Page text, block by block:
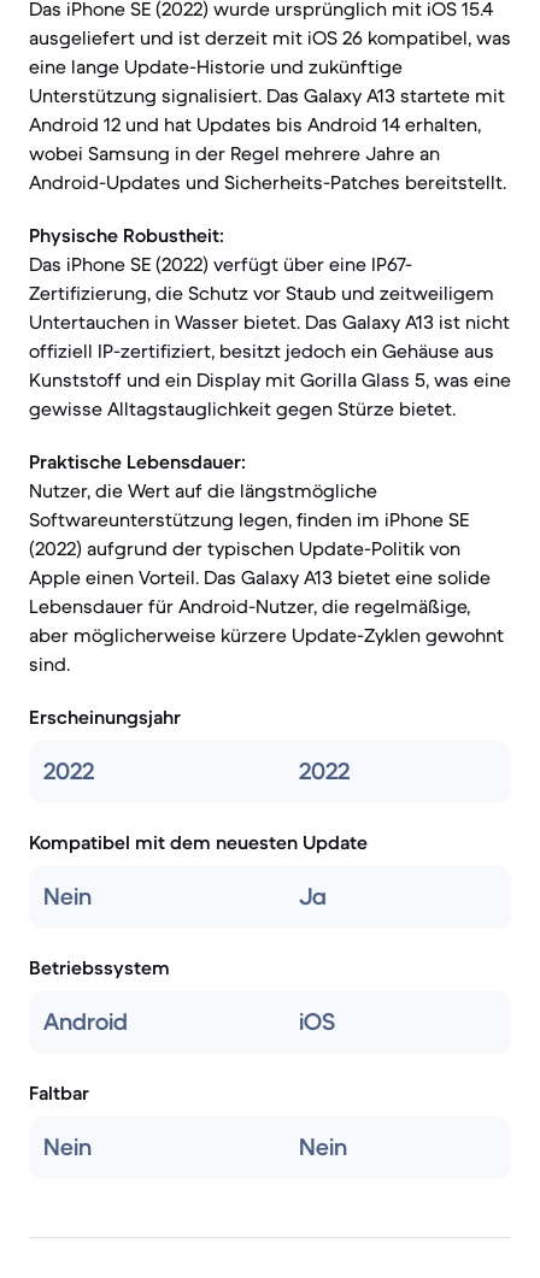
Das iPhone SE (2022) wurde ursprünglich mit iOS 15.4
ausgeliefert und ist derzeit mit iOS 26 kompatibel, was
eine lange Update-Historie und zukünftige
Unterstützung signalisiert. Das Galaxy A13 startete mit
Android 12 und hat Updates bis Android 14 erhalten,
wobei Samsung in der Regel mehrere Jahre an
Android-Updates und Sicherheits-Patches bereitstellt.
Physische Robustheit:
Das iPhone SE (2022) verfügt über eine IP67-
Zertifizierung, die Schutz vor Staub und zeitweiligem
Untertauchen in Wasser bietet. Das Galaxy A13 ist nicht
offiziell IP-zertifiziert, besitzt jedoch ein Gehäuse aus
Kunststoff und ein Display mit Gorilla Glass 5, was eine
gewisse Alltagstauglichkeit gegen Stürze bietet.
Praktische Lebensdauer:
Nutzer, die Wert auf die längstmögliche
Softwareunterstützung legen, finden im iPhone SE
(2022) aufgrund der typischen Update-Politik von
Apple einen Vorteil. Das Galaxy A13 bietet eine solide
Lebensdauer für Android-Nutzer, die regelmäßige,
aber möglicherweise kürzere Update-Zyklen gewohnt
sind.
Erscheinungsjahr
2022 2022
Kompatibel mit dem neuesten Update
Nein Ja
Betriebssystem
Android iOS
Faltbar
Nein Nein